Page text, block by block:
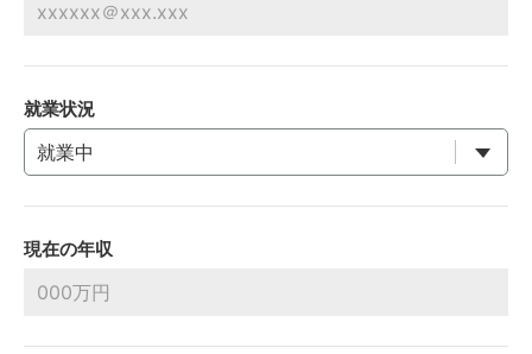
就業状況
現在の年収